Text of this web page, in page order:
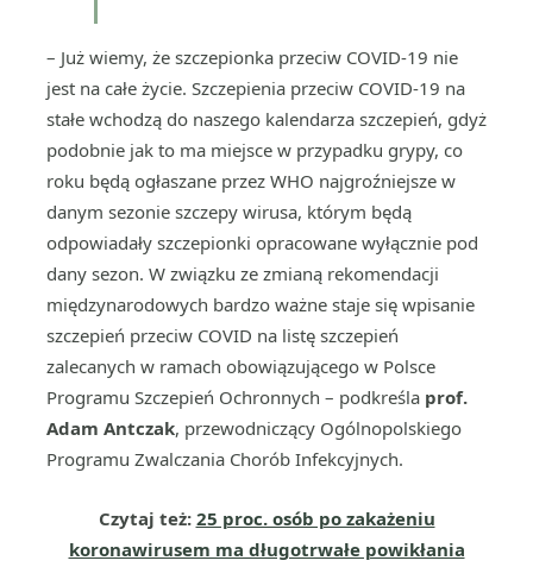
– Już wiemy, że szczepionka przeciw COVID-19 nie
jest na całe życie. Szczepienia przeciw COVID-19 na
stałe wchodzą do naszego kalendarza szczepień, gdyż
podobnie jak to ma miejsce w przypadku grypy, co
roku będą ogłaszane przez WHO najgroźniejsze w
danym sezonie szczepy wirusa, którym będą
odpowiadały szczepionki opracowane wyłącznie pod
dany sezon. W związku ze zmianą rekomendacji
międzynarodowych bardzo ważne staje się wpisanie
szczepień przeciw COVID na listę szczepień
zalecanych w ramach obowiązującego w Polsce
Programu Szczepień Ochronnych – podkreśla prof.
Adam Antczak, przewodniczący Ogólnopolskiego
Programu Zwalczania Chorób Infekcyjnych.
Czytaj też: 25 proc. osób po zakażeniu
koronawirusem ma długotrwałe powikłania